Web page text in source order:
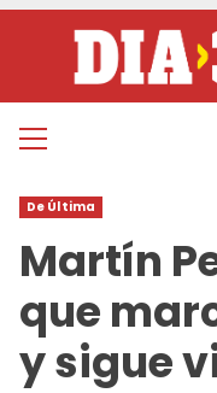
contenido
Menú
De Última
Martín
que
y sigue